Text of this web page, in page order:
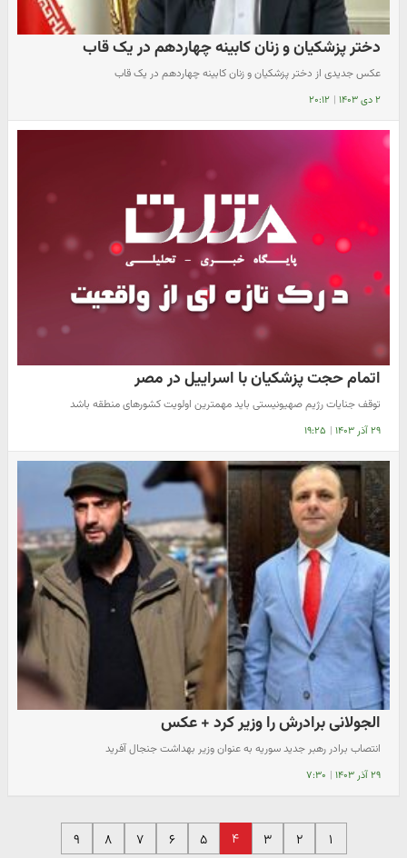
دختر پزشکیان و زنان کابینه چهاردهم در یک قاب
عکس جدیدی از دختر پزشکیان و زنان کابینه چهاردهم در یک قاب
۲ دی ۱۴۰۳ | ۲۰:۱۲
اتمام حجت پزشکیان با اسراییل در مصر
توقف جنایات رژیم صهیونیستی باید مهمترین اولویت کشورهای منطقه باشد
۲۹ آذر ۱۴۰۳ | ۱۹:۲۵
الجولانی برادرش را وزیر کرد + عکس
انتصاب برادر رهبر جدید سوریه به عنوان وزیر بهداشت جنجال آفرید
۲۹ آذر ۱۴۰۳ | ۷:۳۰
۱ ۲ ۳ ۴ ۵ ۶ ۷ ۸ ۹